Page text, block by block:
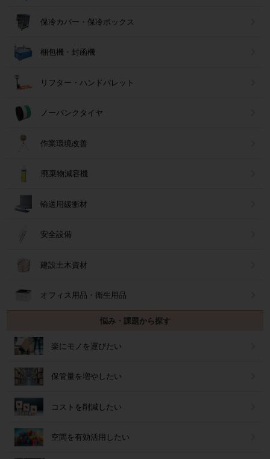
保冷カバー・保冷ボックス
梱包機・封函機
リフター・ハンドパレット
ノーパンクタイヤ
作業環境改善
廃棄物減容機
輸送用緩衝材
安全設備
建設土木資材
オフィス用品・衛生用品
悩み・課題から探す
楽にモノを運びたい
保管量を増やしたい
コストを削減したい
空間を有効活用したい